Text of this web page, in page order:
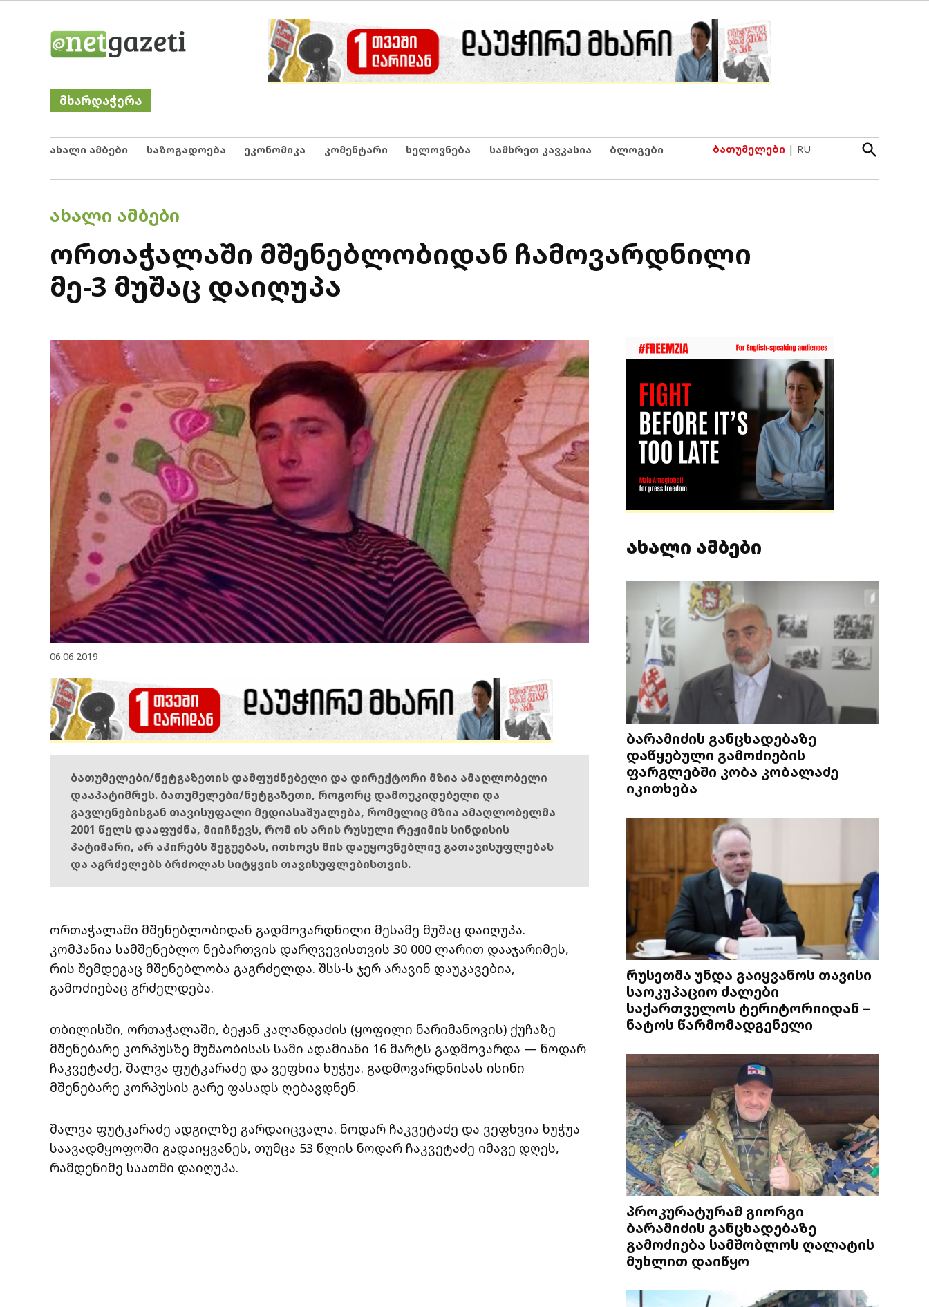
Netgazeti
მხარდაჭერა
ახალი ამბები საზოგადოება ეკონომიკა კომენტარი ხელოვნება სამხრეთ კავკასია ბლოგები ბათუმელები | RU
Open
Search
POSTED
ᲐᲮᲐᲚᲘ ᲐᲛᲑᲔᲑᲘ
ორთაჭალაში მშენებლობიდან ჩამოვარდნილი
მე-3 მუშაც დაიღუპა
06.06.2019
ბათუმელები/ნეტგაზეთის დამფუძნებელი და დირექტორი მზია ამაღლობელი
დააპატიმრეს. ბათუმელები/ნეტგაზეთი, როგორც დამოუკიდებელი და
გავლენებისგან თავისუფალი მედიასაშუალება, რომელიც მზია ამაღლობელმა
2001 წელს დააფუძნა, მიიჩნევს, რომ ის არის რუსული რეჟიმის სინდისის
პატიმარი, არ აპირებს შეგუებას, ითხოვს მის დაუყოვნებლივ გათავისუფლებას
და აგრძელებს ბრძოლას სიტყვის თავისუფლებისთვის.
ორთაჭალაში მშენებლობიდან გადმოვარდნილი მესამე მუშაც დაიღუპა.
კომპანია სამშენებლო ნებართვის დარღვევისთვის 30 000 ლარით დააჯარიმეს,
რის შემდეგაც მშენებლობა გაგრძელდა. შსს-ს ჯერ არავინ დაუკავებია,
გამოძიებაც გრძელდება.
თბილისში, ორთაჭალაში, ბეჟან კალანდაძის (ყოფილი ნარიმანოვის) ქუჩაზე
მშენებარე კორპუსზე მუშაობისას სამი ადამიანი 16 მარტს გადმოვარდა — ნოდარ
ჩაკვეტაძე, შალვა ფუტკარაძე და ვეფხია ხუჭუა. გადმოვარდნისას ისინი
მშენებარე კორპუსის გარე ფასადს ღებავდნენ.
შალვა ფუტკარაძე ადგილზე გარდაიცვალა. ნოდარ ჩაკვეტაძე და ვეფხვია ხუჭუა
საავადმყოფოში გადაიყვანეს, თუმცა 53 წლის ნოდარ ჩაკვეტაძე იმავე დღეს,
რამდენიმე საათში დაიღუპა.
ახალი ამბები
ბარამიძის განცხადებაზე
დაწყებული გამოძიების
ფარგლებში კობა კობალაძე
იკითხება
რუსეთმა უნდა გაიყვანოს თავისი
საოკუპაციო ძალები
საქართველოს ტერიტორიიდან –
ნატოს წარმომადგენელი
პროკურატურამ გიორგი
ბარამიძის განცხადებაზე
გამოძიება სამშობლოს ღალატის
მუხლით დაიწყო